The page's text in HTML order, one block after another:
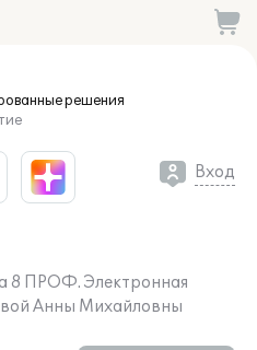
решения
Вход
8 ПРОФ. Электронная
Анны Михайловны